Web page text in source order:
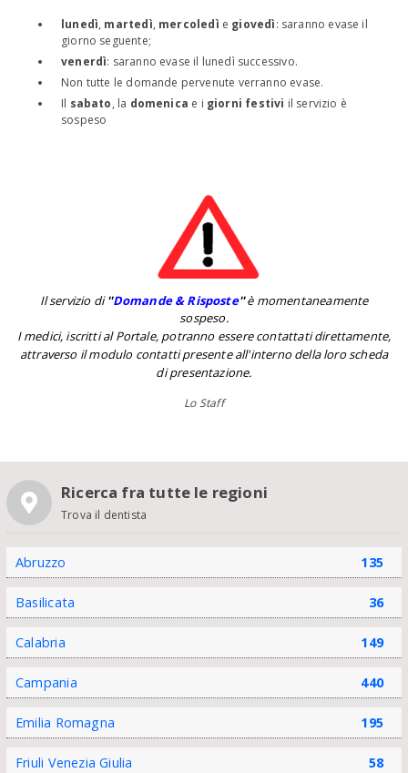
lunedì, martedì, mercoledì e giovedì: saranno evase il
giorno seguente;
venerdì: saranno evase il lunedì successivo.
Non tutte le domande pervenute verranno evase.
Il sabato, la domenica e i giorni festivi il servizio è
sospeso
Il servizio di''Domande & Risposte''è momentaneamente
sospeso.
I medici, iscritti al Portale, potranno essere contattati direttamente,
attraverso il modulo contatti presente all'interno della loro scheda
di presentazione.
Lo Staff
Ricerca fra tutte le regioni
Trova il dentista
Abruzzo 135
Basilicata 36
Calabria 149
Campania 440
Emilia Romagna 195
Friuli Venezia Giulia 58